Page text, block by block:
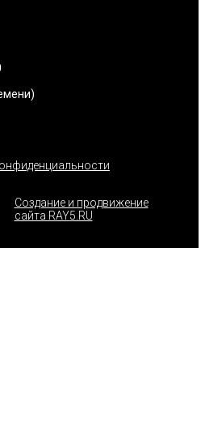
Создание и продвижение
сайта RAY5.RU